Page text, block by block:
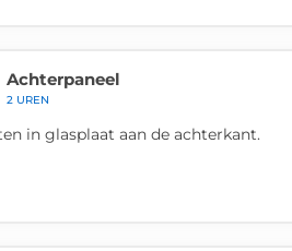
Achterpaneel
2 UREN
in glasplaat aan de achterkant.